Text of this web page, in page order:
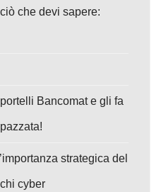
che devi sapere:
Bancomat e gli fa
strategica del
cyber